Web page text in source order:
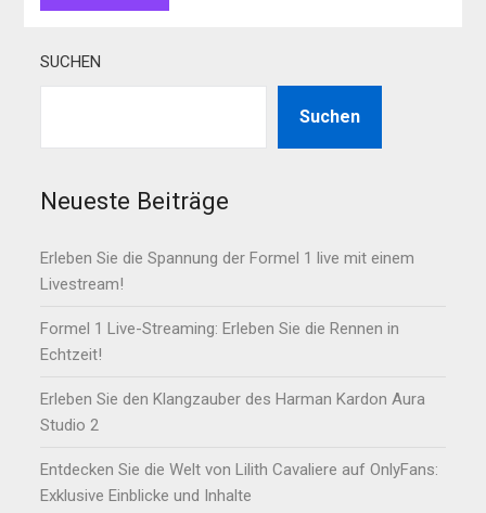
SUCHEN
Suchen
Neueste Beiträge
Erleben Sie die Spannung der Formel 1 live mit einem
Livestream!
Formel 1 Live-Streaming: Erleben Sie die Rennen in
Echtzeit!
Erleben Sie den Klangzauber des Harman Kardon Aura
Studio 2
Entdecken Sie die Welt von Lilith Cavaliere auf OnlyFans:
Exklusive Einblicke und Inhalte